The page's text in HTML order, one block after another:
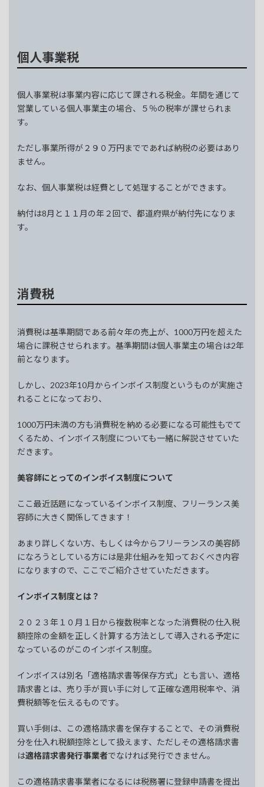
個人事業税
個人事業税は事業内容に応じて課される税金。年間を通じて
営業している個人事業主の場合、５％の税率が課せられま
す。
ただし事業所得が２９０万円までであれば納税の必要はあり
ません。
なお、個人事業税は経費として処理することができます。
納付は8月と１１月の年２回で、都道府県が納付先になりま
す。
消費税
消費税は基準期間である前々年の売上が、1000万円を超えた
場合に課税させられます。基準期間は個人事業主の場合は2年
前となります。
しかし、2023年10月からインボイス制度というものが実施さ
れることになっており、
1000万円未満の方も消費税を納める必要になる可能性もでて
くるため、インボイス制度についても一緒に解説させていた
だきます。
美容師にとってのインボイス制度について
ここ最近話題になっているインボイス制度、フリーランス美
容師に大きく関係してきます！
あまり詳しくない方、もしくは今からフリーランスの美容師
になろうとしている方には是非仕組みを知っておくべき内容
になりますので、ここでご紹介させていただきます。
インボイス制度とは？
２０２３年１０月１日から複数税率となった消費税の仕入税
額控除の金額を正しく計算する方法として導入される予定に
なっているのがこのインボイス制度。
インボイスは別名「適格請求書等保存方式」とも言い、適格
請求書とは、売り手が買い手に対して正確な適用税率や、消
費税額等を伝えるものです。
買い手側は、この適格請求書を保存することで、その消費税
分を仕入れ税額控除として扱えます、ただしその適格請求書
は適格請求書発行事業者でなければ発行できません。
この適格請求書事業者になるには税務署に登録申請書を提出